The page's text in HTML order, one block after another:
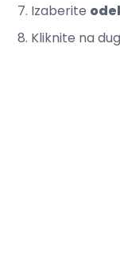
Izaberite
Kliknite na